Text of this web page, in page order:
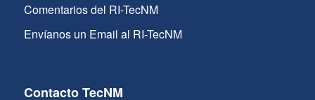
Comentarios del RI-TecNM
Envíanos un Email al RI-TecNM
Contacto TecNM